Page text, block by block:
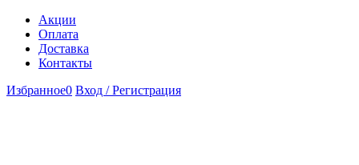
Акции
Оплата
Доставка
Контакты
Избранное0 Вход / Регистрация